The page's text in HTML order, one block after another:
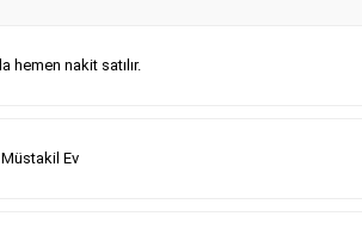
süper kelepir 415.000e ...
hemen nakit satılır.
Müstakil Ev